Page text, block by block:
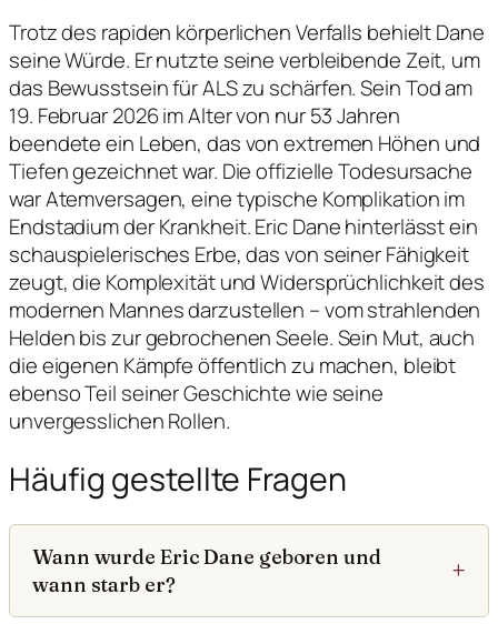
Trotz des rapiden körperlichen Verfalls behielt Dane
seine Würde. Er nutzte seine verbleibende Zeit, um
das Bewusstsein für ALS zu schärfen. Sein Tod am
19. Februar 2026 im Alter von nur 53 Jahren
beendete ein Leben, das von extremen Höhen und
Tiefen gezeichnet war. Die offizielle Todesursache
war Atemversagen, eine typische Komplikation im
Endstadium der Krankheit. Eric Dane hinterlässt ein
schauspielerisches Erbe, das von seiner Fähigkeit
zeugt, die Komplexität und Widersprüchlichkeit des
modernen Mannes darzustellen – vom strahlenden
Helden bis zur gebrochenen Seele. Sein Mut, auch
die eigenen Kämpfe öffentlich zu machen, bleibt
ebenso Teil seiner Geschichte wie seine
unvergesslichen Rollen.
Häufig gestellte Fragen
Wann wurde Eric Dane geboren und
wann starb er?